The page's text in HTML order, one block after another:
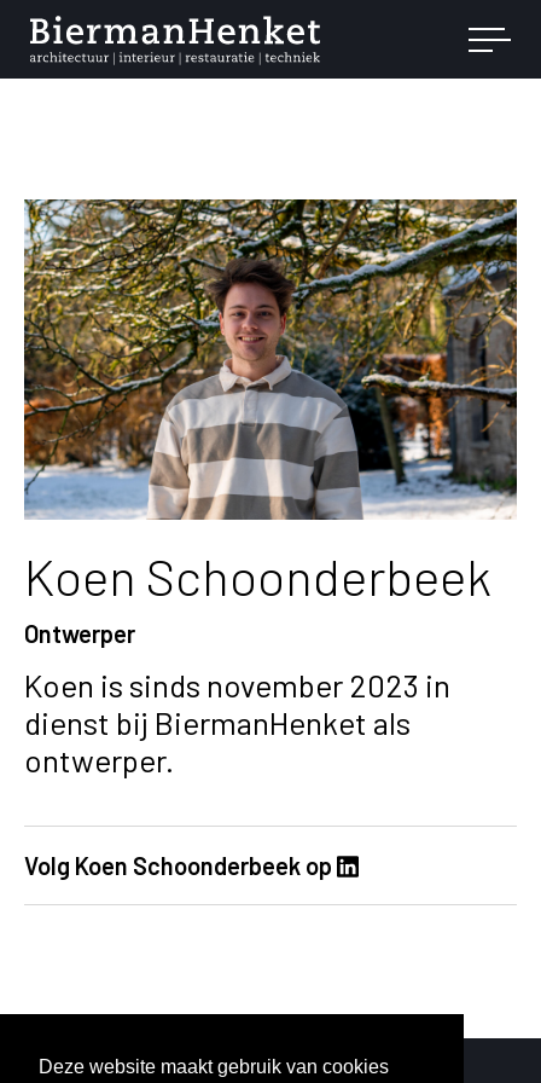
Deze website maakt gebruik van cookies
Koen Schoonderbeek
Ontwerper
Koen is sinds november 2023 in
dienst bij BiermanHenket als
ontwerper.
Volg Koen Schoonderbeek op